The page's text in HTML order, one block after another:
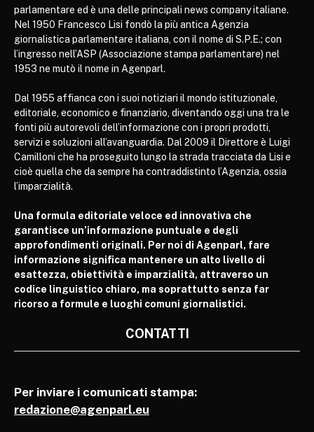
parlamentare ed è una delle principali news company italiane.
Nel 1950 Francesco Lisi fondò la più antica Agenzia
giornalistica parlamentare italiana, con il nome di S.P.E.; con
l’ingresso nell’ASP (Associazione stampa parlamentare) nel
1953 ne mutò il nome in Agenparl.
Dal 1955 affianca con i suoi notiziari il mondo istituzionale,
editoriale, economico e finanziario, diventando oggi una tra le
fonti più autorevoli dell’informazione con i propri prodotti,
servizi e soluzioni all’avanguardia. Dal 2009 il Direttore è Luigi
Camilloni che ha proseguito lungo la strada tracciata da Lisi e
cioè quella che da sempre ha contraddistinto l’Agenzia, ossia
l’imparzialità.
Una formula editoriale veloce ed innovativa che
garantisce un’informazione puntuale e degli
approfondimenti originali. Per noi di Agenparl, fare
informazione significa mantenere un alto livello di
esattezza, obiettività e imparzialità, attraverso un
codice linguistico chiaro, ma soprattutto senza far
ricorso a formule e luoghi comuni giornalistici.
CONTATTI
Per inviare i comunicati stampa:
redazione@agenparl.eu